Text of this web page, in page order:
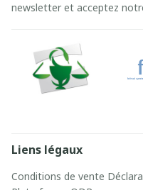
newsletter et acceptez
Liens légaux
Conditions de vente